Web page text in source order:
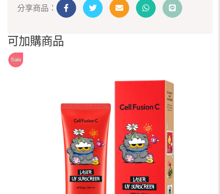
分享商品：
可加購商品